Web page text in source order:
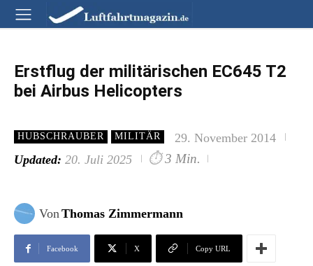
Erstflug der militärischen EC645 T2
bei Airbus Helicopters
HUBSCHRAUBER MILITÄR
29. November 2014
Updated: 20. Juli 2025 ⏱ 3 Min.
VonThomas Zimmermann
Facebook X Copy URL